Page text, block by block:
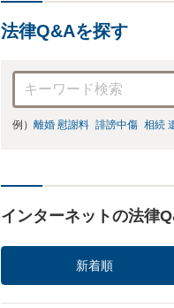
法律Q&Aを探す
例） 離婚 慰謝料 誹謗中傷 相続
インターネットの法律
新着順